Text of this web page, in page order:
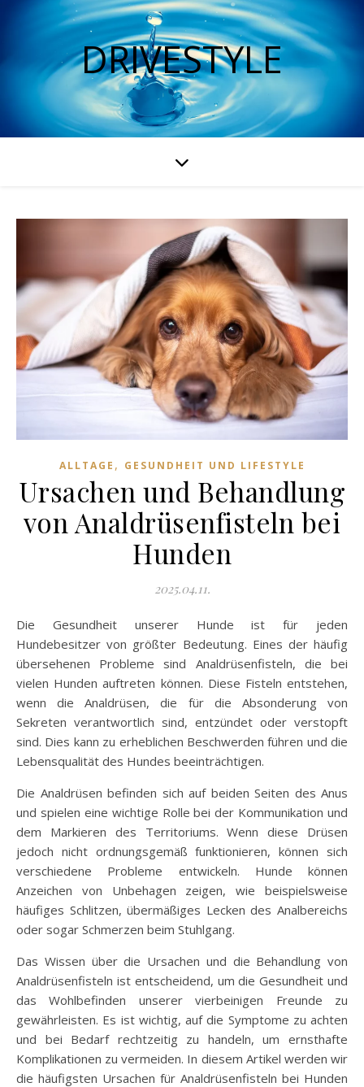
DRIVESTYLE
ALLTAGE , GESUNDHEIT UND LIFESTYLE
Ursachen und Behandlung
von Analdrüsenfisteln bei
Hunden
2025.04.11.
Die Gesundheit unserer Hunde ist für jeden
Hundebesitzer von größter Bedeutung. Eines der häufig
übersehenen Probleme sind Analdrüsenfisteln, die bei
vielen Hunden auftreten können. Diese Fisteln entstehen,
wenn die Analdrüsen, die für die Absonderung von
Sekreten verantwortlich sind, entzündet oder verstopft
sind. Dies kann zu erheblichen Beschwerden führen und die
Lebensqualität des Hundes beeinträchtigen.
Die Analdrüsen befinden sich auf beiden Seiten des Anus
und spielen eine wichtige Rolle bei der Kommunikation und
dem Markieren des Territoriums. Wenn diese Drüsen
jedoch nicht ordnungsgemäß funktionieren, können sich
verschiedene Probleme entwickeln. Hunde können
Anzeichen von Unbehagen zeigen, wie beispielsweise
häufiges Schlitzen, übermäßiges Lecken des Analbereichs
oder sogar Schmerzen beim Stuhlgang.
Das Wissen über die Ursachen und die Behandlung von
Analdrüsenfisteln ist entscheidend, um die Gesundheit und
das Wohlbefinden unserer vierbeinigen Freunde zu
gewährleisten. Es ist wichtig, auf die Symptome zu achten
und bei Bedarf rechtzeitig zu handeln, um ernsthafte
Komplikationen zu vermeiden. In diesem Artikel werden wir
die häufigsten Ursachen für Analdrüsenfisteln bei Hunden